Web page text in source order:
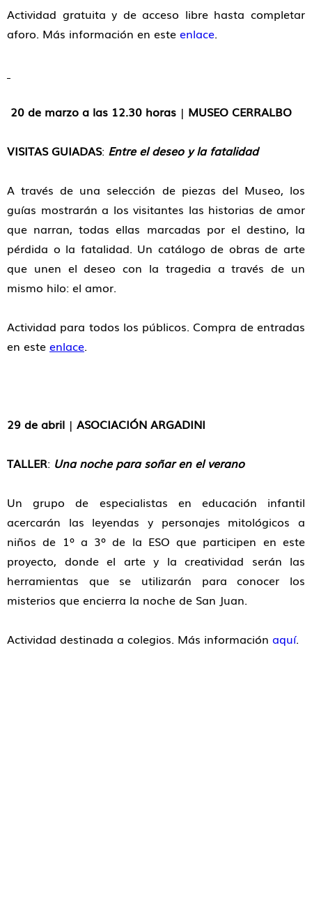
Actividad gratuita y de acceso libre hasta completar
aforo. Más información en este enlace.
20 de marzo a las 12.30 horas | MUSEO CERRALBO
VISITAS GUIADAS: Entre el deseo y la fatalidad
A través de una selección de piezas del Museo, los
guías mostrarán a los visitantes las historias de amor
que narran, todas ellas marcadas por el destino, la
pérdida o la fatalidad. Un catálogo de obras de arte
que unen el deseo con la tragedia a través de un
mismo hilo: el amor.
Actividad para todos los públicos. Compra de entradas
en este enlace.
29 de abril | ASOCIACIÓN ARGADINI
TALLER: Una noche para soñar en el verano
Un grupo de especialistas en educación infantil
acercarán las leyendas y personajes mitológicos a
niños de 1º a 3º de la ESO que participen en este
proyecto, donde el arte y la creatividad serán las
herramientas que se utilizarán para conocer los
misterios que encierra la noche de San Juan.
Actividad destinada a colegios. Más información aquí.